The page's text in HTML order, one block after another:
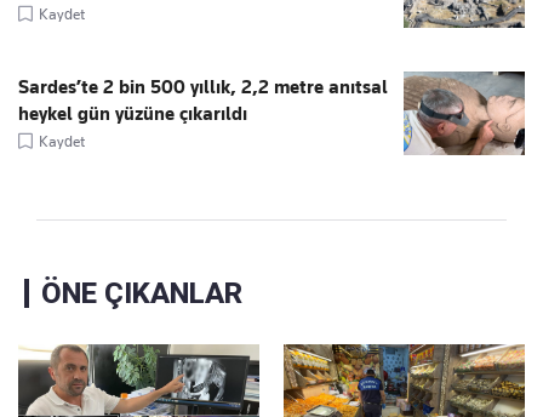
Kaydet
Sardes’te 2 bin 500 yıllık, 2,2 metre anıtsal
heykel gün yüzüne çıkarıldı
Kaydet
ÖNE ÇIKANLAR